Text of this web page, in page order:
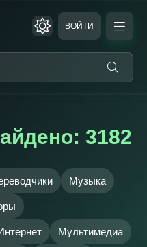
ВОЙТИ
3182
Музыка
Мультимедиа